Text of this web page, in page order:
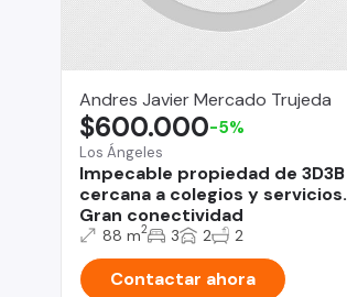
Andres Javier Mercado Trujeda
Los Ángeles
Impecable propiedad de 3D3B
cercana a colegios y servicios.
Gran conectividad
$600.000-5%
88 m2 3 2 2
Contactar ahora